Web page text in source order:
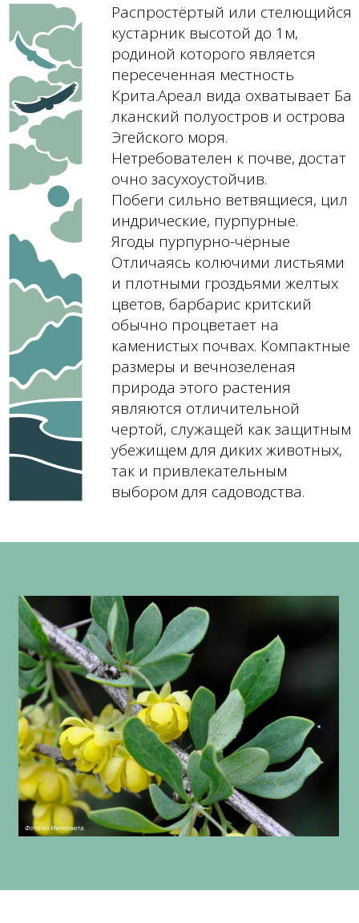
Распростёртый или стелющийся
кустарник высотой до 1м,
родиной которого является
пересеченная местность
Крита.Ареал вида охватывает Ба
лканский полуостров и острова
Эгейского моря.
Нетребователен к почве, достат
очно засухоустойчив.
Побеги сильно ветвящиеся, цил
индрические, пурпурные.
Ягоды пурпурно-чёрные
Отличаясь колючими листьями
и плотными гроздьями желтых
цветов, барбарис критский
обычно процветает на
каменистых почвах. Компактные
размеры и вечнозеленая
природа этого растения
являются отличительной
чертой, служащей как защитным
убежищем для диких животных,
так и привлекательным
выбором для садоводства.